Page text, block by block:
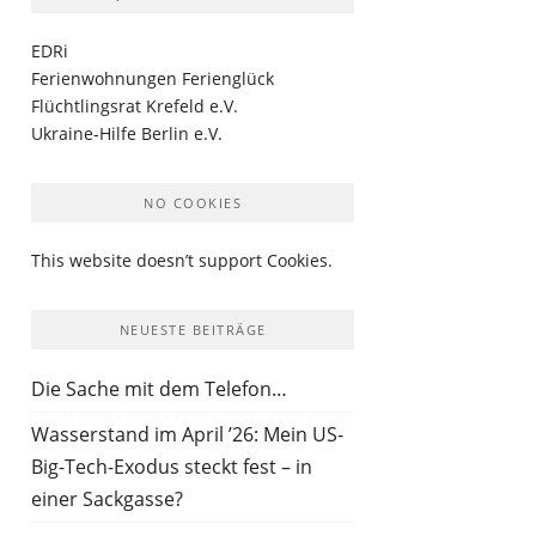
EDRi
Ferienwohnungen Ferienglück
Flüchtlingsrat Krefeld e.V.
Ukraine-Hilfe Berlin e.V.
NO COOKIES
This website doesn’t support Cookies.
NEUESTE BEITRÄGE
Die Sache mit dem Telefon…
Wasserstand im April ’26: Mein US-
Big-Tech-Exodus steckt fest – in
einer Sackgasse?